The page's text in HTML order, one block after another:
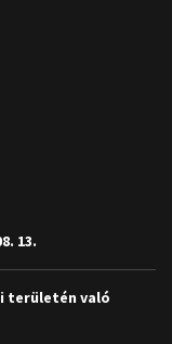
13.
területén való